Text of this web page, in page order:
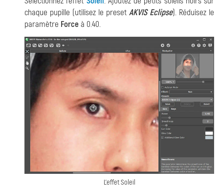
chaque pupille (utilisez le preset AKVIS Eclipse). Réduisez le
paramètre Forceà 0.40.
L'effet Soleil